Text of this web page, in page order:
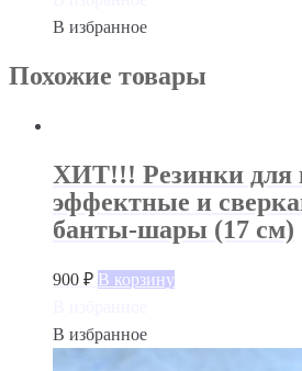
В избранное
Похожие товары
ХИТ!!! Резинки для
эффектные и
банты-шары (17 см)
900 ₽ В корзину
В избранное